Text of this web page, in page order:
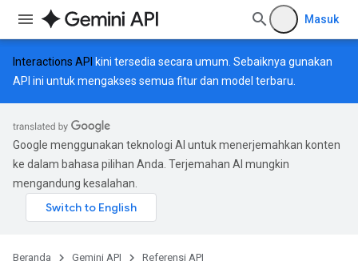
Masuk
Interactions API kini tersedia secara umum. Sebaiknya gunakan
API ini untuk mengakses semua fitur dan model terbaru.
Google menggunakan teknologi AI untuk menerjemahkan konten
ke dalam bahasa pilihan Anda. Terjemahan AI mungkin
mengandung kesalahan.
Beranda Gemini API Referensi API